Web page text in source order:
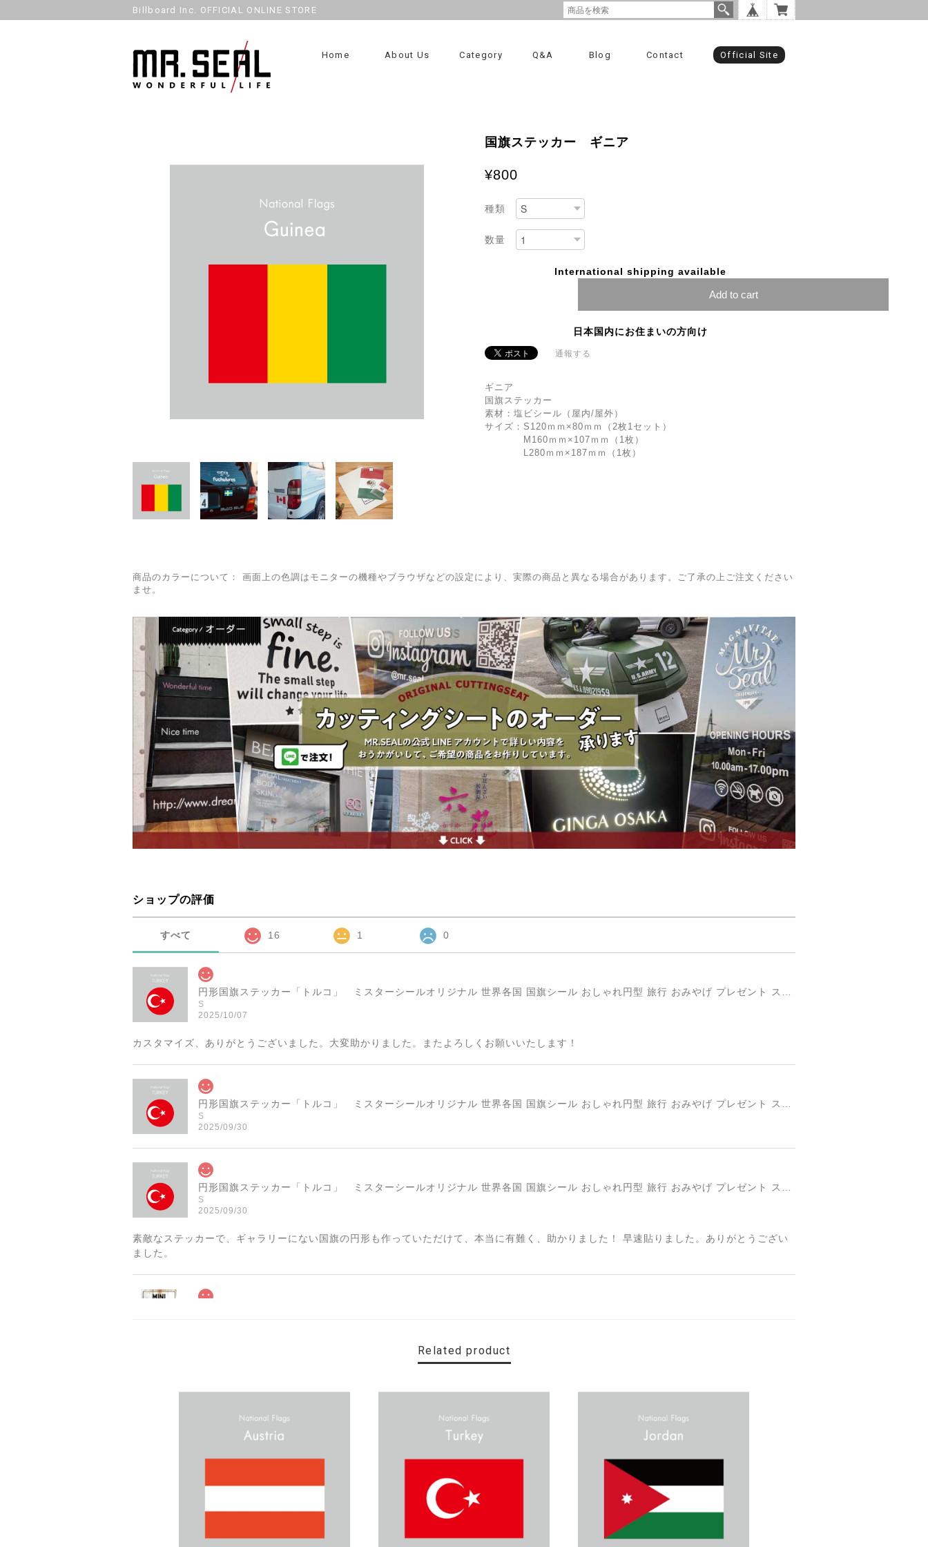
Billboard Inc. OFFICIAL ONLINE STORE
Home About Us Category Q&A Blog Contact Official Site
国旗ステッカー ギニア
¥800
種類
数量
International shipping available
Add to cart
日本国内にお住まいの方向け
通報する
ギニア
国旗ステッカー
素材：塩ビシール（屋内/屋外）
サイズ：S120ｍｍ×80ｍｍ（2枚1セット）
M160ｍｍ×107ｍｍ（1枚）
L280ｍｍ×187ｍｍ（1枚）
商品のカラーについて： 画面上の色調はモニターの機種やブラウザなどの設定により、実際の商品と異なる場合があります。ご了承の上ご注文ください
ませ。
ショップの評価
すべて 16 1 0
S
2025/10/07
カスタマイズ、ありがとうございました。大変助かりました。またよろしくお願いいたします！
S
2025/09/30
S
2025/09/30
素敵なステッカーで、ギャラリーにない国旗の円形も作っていただけて、本当に有難く、助かりました！ 早速貼りました。ありがとうござい
ました。
貼れる！はがせる！！室名カッティングシート「TOILET」
Related product